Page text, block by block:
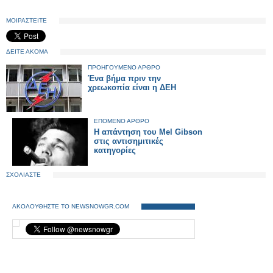
ΜΟΙΡΑΣΤΕΙΤΕ
ΔΕΙΤΕ ΑΚΟΜΑ
ΠΡΟΗΓΟΥΜΕΝΟ ΑΡΘΡΟ
Ένα βήμα πριν την
χρεωκοπία είναι η ΔΕΗ
ΕΠΟΜΕΝΟ ΑΡΘΡΟ
H απάντηση του Mel Gibson
στις αντισημιτικές
κατηγορίες
ΣΧΟΛΙΑΣΤΕ
ΑΚΟΛΟΥΘΗΣΤΕ ΤΟ NEWSNOWGR.COM